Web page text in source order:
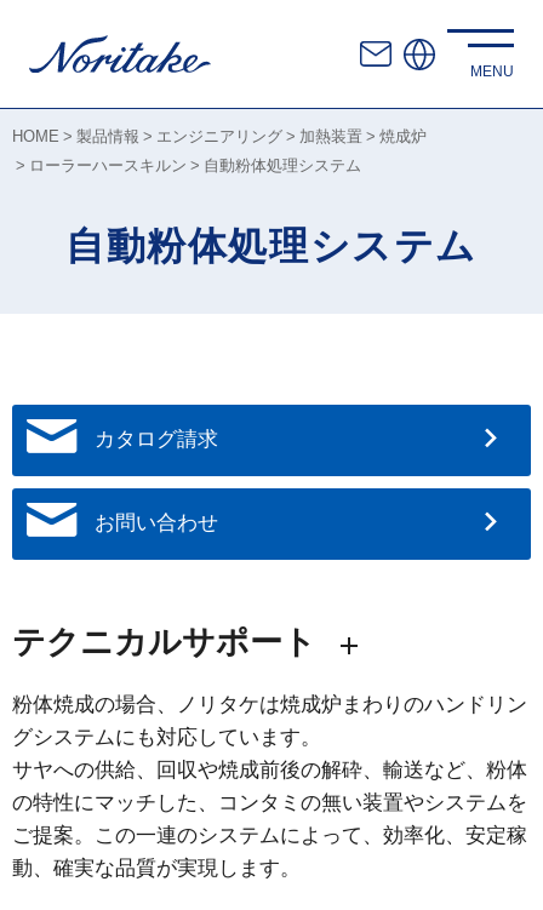
HOME 製品情報 エンジニアリング 加熱装置
焼成炉
ローラーハースキルン
自動粉体処理システム
自動粉体処理システム
カタログ請求
お問い合わせ
テクニカルサポート
粉体焼成の場合、ノリタケは焼成炉まわりのハンドリン
グシステムにも対応しています。
サヤへの供給、回収や焼成前後の解砕、輸送など、粉体
の特性にマッチした、コンタミの無い装置やシステムを
ご提案。この一連のシステムによって、効率化、安定稼
動、確実な品質が実現します。